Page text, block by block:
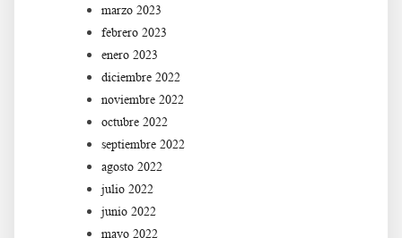
marzo 2023
febrero 2023
enero 2023
diciembre 2022
noviembre 2022
octubre 2022
septiembre 2022
agosto 2022
julio 2022
junio 2022
mayo 2022